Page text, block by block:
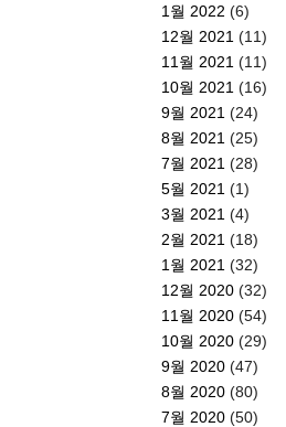
1월 2022 (6)
12월 2021 (11)
11월 2021 (11)
10월 2021 (16)
9월 2021 (24)
8월 2021 (25)
7월 2021 (28)
5월 2021 (1)
3월 2021 (4)
2월 2021 (18)
1월 2021 (32)
12월 2020 (32)
11월 2020 (54)
10월 2020 (29)
9월 2020 (47)
8월 2020 (80)
7월 2020 (50)